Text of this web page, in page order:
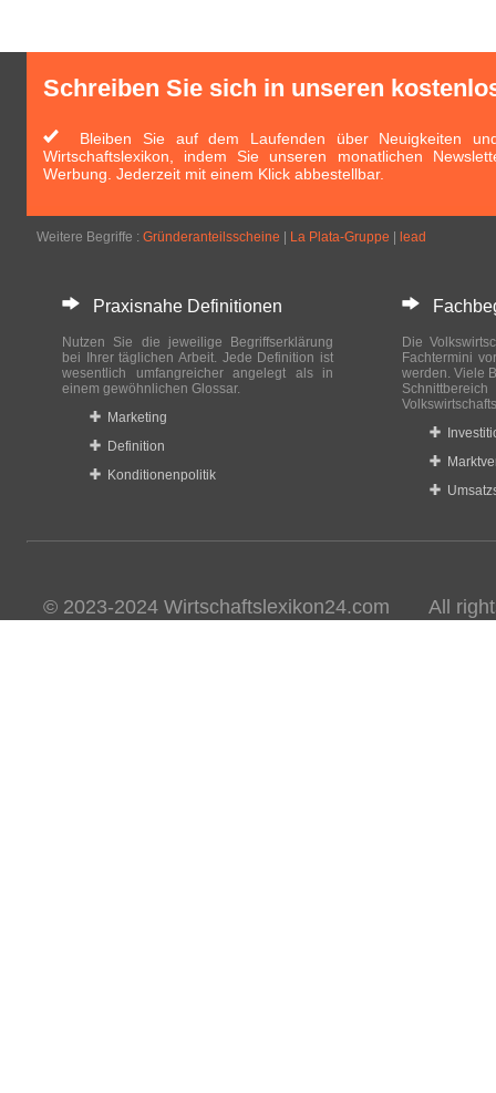
Schreiben Sie sich in unseren
Bleiben Sie auf dem Laufenden über Neuigkeiten
Wirtschaftslexikon, indem Sie unseren monatlichen
Werbung. Jederzeit mit einem Klick abbestellbar.
Weitere Begriffe : Gründeranteilsscheine La Plata-Gruppe lead
Praxisnahe Definitionen
Nutzen Sie die jeweilige Begriffserklärung
bei Ihrer täglichen Arbeit. Jede Definition ist
wesentlich umfangreicher angelegt als in
einem gewöhnlichen Glossar.
Marketing
Definition
Konditionenpolitik
Die
Fachtermini
werden. Viele
© 2023-2024 Wirtschaftslexikon24.com All